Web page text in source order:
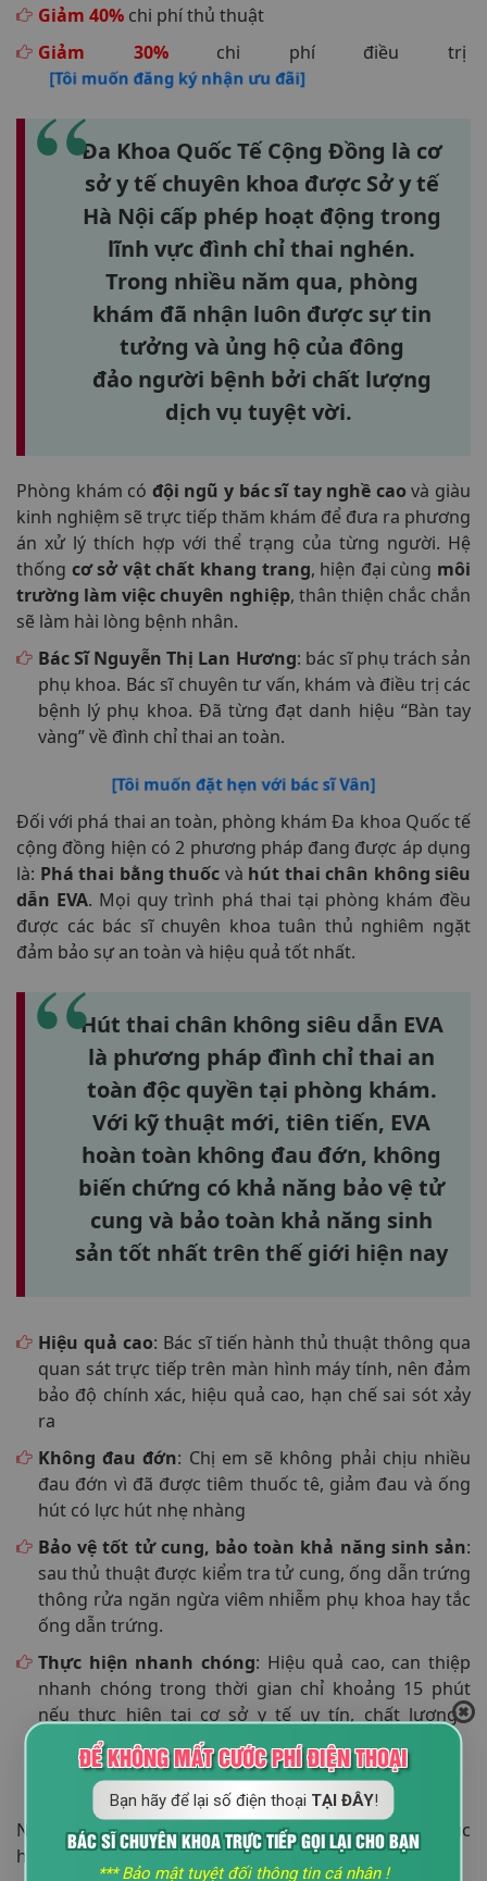
Giảm 40% chi phí thủ thuật
Giảm 30%
chi phí điều trị
[Tôi muốn đăng ký nhận ưu đãi]
Đa Khoa Quốc Tế Cộng Đồng là cơ
sở y tế chuyên khoa được Sở y tế
Hà Nội cấp phép hoạt động trong
lĩnh vực đình chỉ thai nghén.
Trong nhiều năm qua, phòng
khám đã nhận luôn được sự tin
tưởng và ủng hộ của đông
đảo người bệnh bởi chất lượng
dịch vụ tuyệt vời.
Phòng khám có đội ngũ y bác sĩ tay nghề cao và giàu
kinh nghiệm sẽ trực tiếp thăm khám để đưa ra phương
án xử lý thích hợp với thể trạng của từng người. Hệ
thống cơ sở vật chất khang trang, hiện đại cùng môi
trường làm việc chuyên nghiệp, thân thiện chắc chắn
sẽ làm hài lòng bệnh nhân.
Bác Sĩ Nguyễn Thị Lan Hương: bác sĩ phụ trách sản
phụ khoa. Bác sĩ chuyên tư vấn, khám và điều trị các
bệnh lý phụ khoa. Đã từng đạt danh hiệu “Bàn tay
vàng” về đình chỉ thai an toàn.
[Tôi muốn đặt hẹn với bác sĩ Vân]
Đối với phá thai an toàn, phòng khám Đa khoa Quốc tế
cộng đồng hiện có 2 phương pháp đang được áp dụng
là: Phá thai bằng thuốc và hút thai chân không siêu
dẫn EVA. Mọi quy trình phá thai tại phòng khám đều
được các bác sĩ chuyên khoa tuân thủ nghiêm ngặt
đảm bảo sự an toàn và hiệu quả tốt nhất.
Hút thai chân không siêu dẫn EVA
là phương pháp đình chỉ thai an
toàn độc quyền tại phòng khám.
Với kỹ thuật mới, tiên tiến, EVA
hoàn toàn không đau đớn, không
biến chứng có khả năng bảo vệ tử
cung và bảo toàn khả năng sinh
sản tốt nhất trên thế giới hiện nay
Hiệu quả cao: Bác sĩ tiến hành thủ thuật thông qua
quan sát trực tiếp trên màn hình máy tính, nên đảm
bảo độ chính xác, hiệu quả cao, hạn chế sai sót xảy
ra
Không đau đớn: Chị em sẽ không phải chịu nhiều
đau đớn vì đã được tiêm thuốc tê, giảm đau và ống
hút có lực hút nhẹ nhàng
Bảo vệ tốt tử cung, bảo toàn khả năng sinh sản:
sau thủ thuật được kiểm tra tử cung, ống dẫn trứng
thông rửa ngăn ngừa viêm nhiễm phụ khoa hay tắc
ống dẫn trứng.
Thực hiện nhanh chóng: Hiệu quả cao, can thiệp
nhanh chóng trong thời gian chỉ khoảng 15 phút
nếu thực hiện tại cơ sở y tế uy tín, chất lượng
[Chi phí hút thai chân không siêu dẫn EVA có đắt
ko bác sĩ?]
Ngoài ra sau khi phá thai, chị em sẽ được kết hợp phục
hồi tử cung với công nghệg hiện đại nhằm:
ĐỂ KHÔNG MẤT CƯỚC PHÍ ĐIỆN THOẠI
Bạn hãy để lại số điện thoại TẠI ĐÂY!
BÁC SĨ CHUYÊN KHOA TRỰC TIẾP GỌI LẠI CHO BẠN
*** Bảo mật tuyệt đối thông tin cá nhân !